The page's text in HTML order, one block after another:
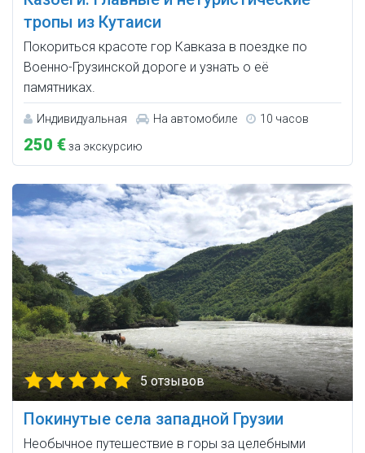
тропы из Кутаиси
Покориться красоте гор Кавказа в поездке по
Военно-Грузинской дороге и узнать о её
памятниках.
Индивидуальная На автомобиле 10 часов
250 €за экскурсию
5 отзывов
Покинутые села западной Грузии
Необычное путешествие в горы за целебными